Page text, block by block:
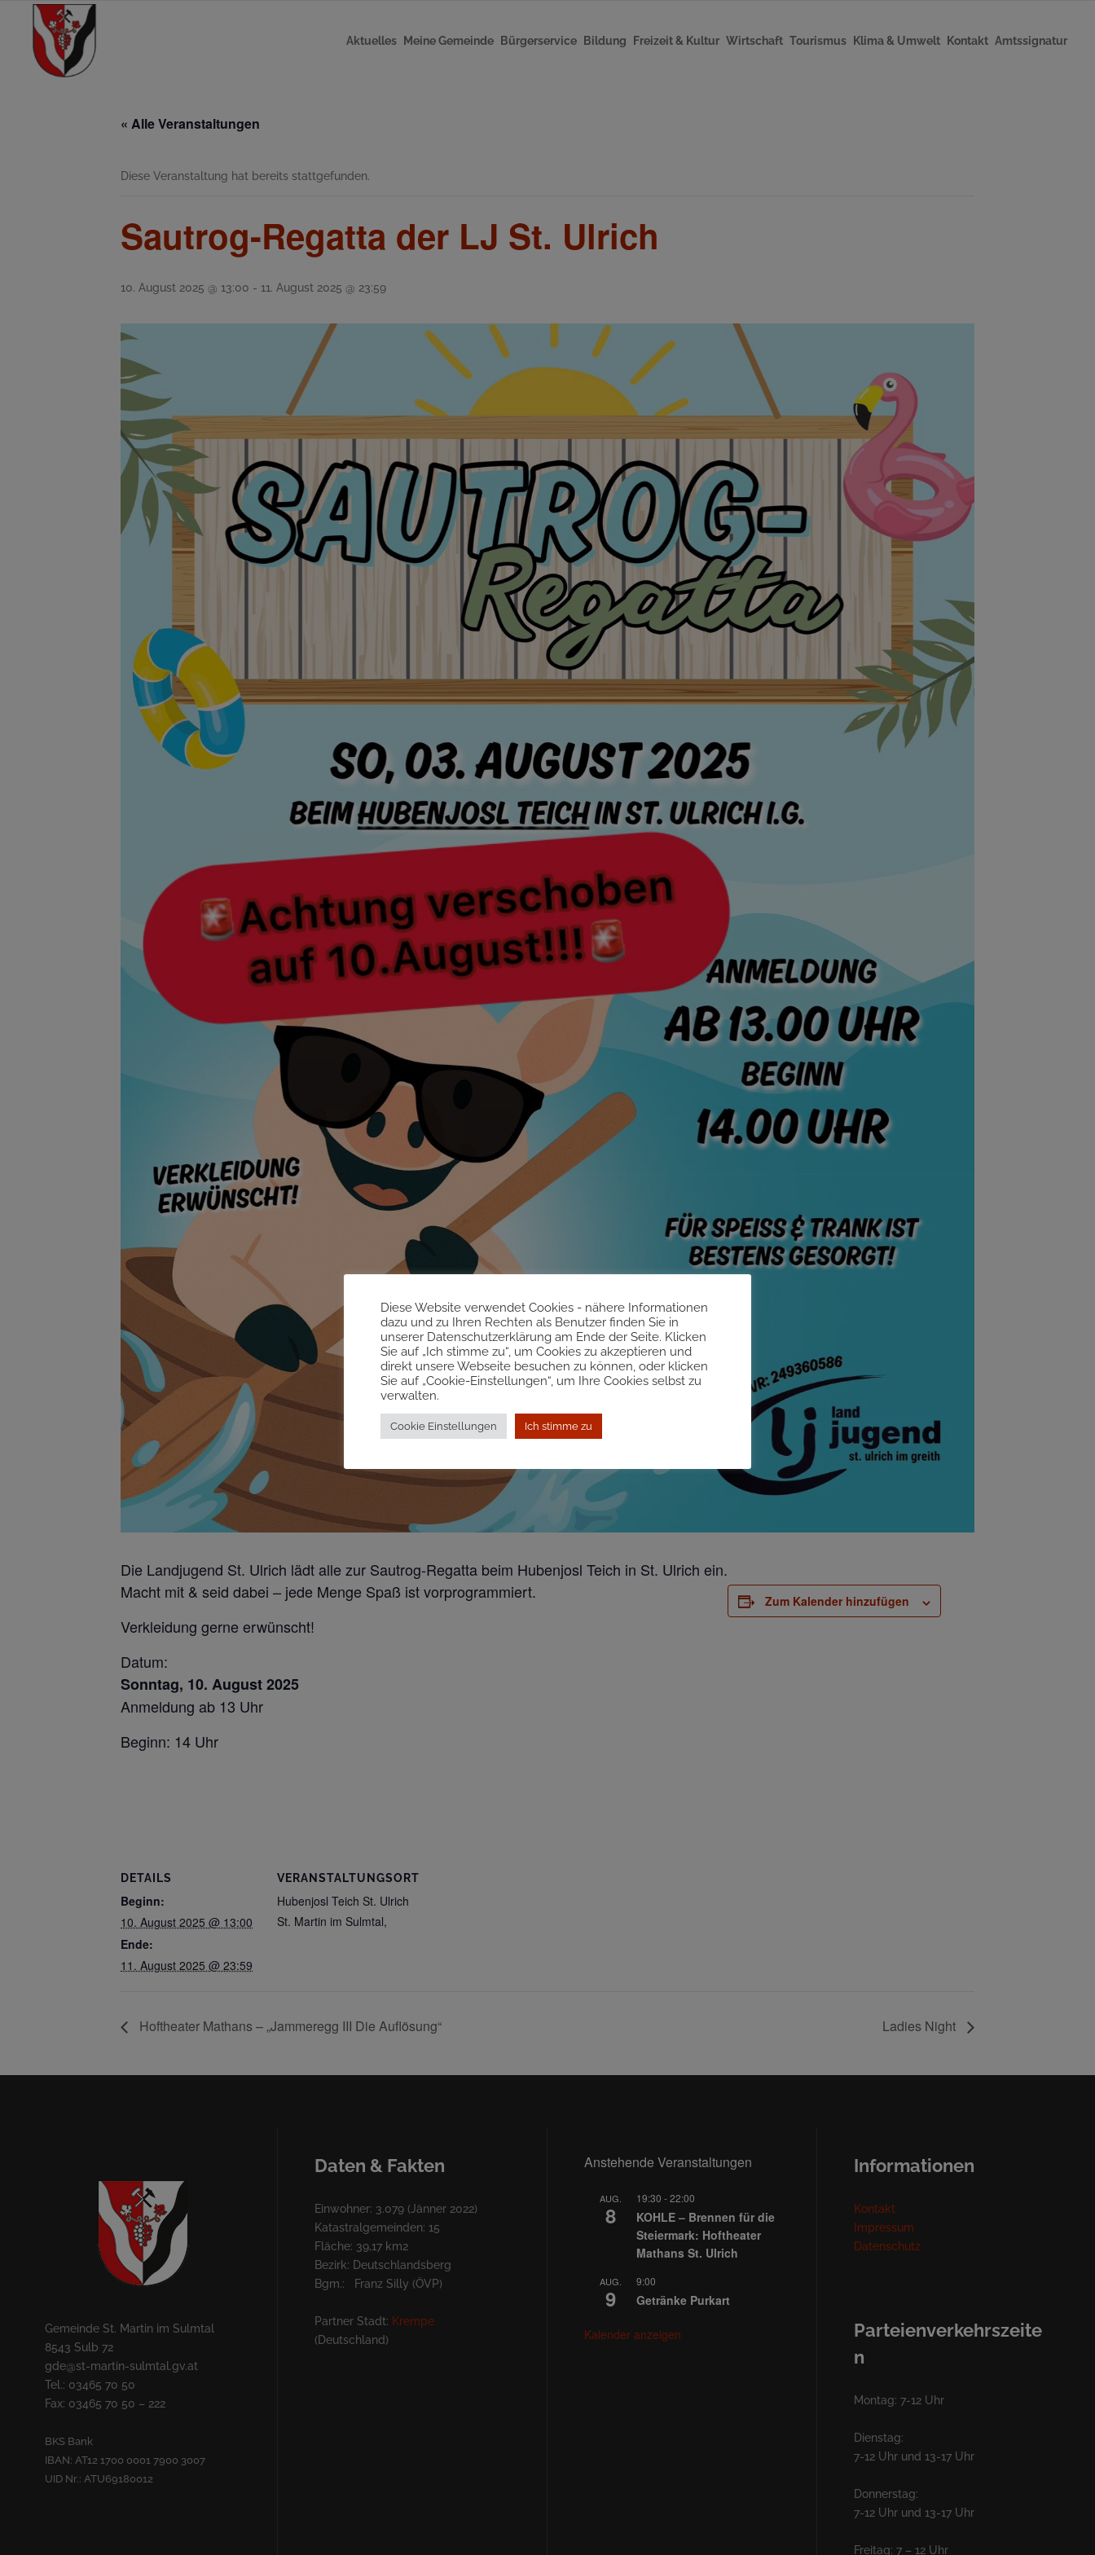
Aktuelles Meine Gemeinde Bürgerservice Bildung Freizeit & Kultur Wirtschaft Tourismus Klima & Umwelt Kontakt Amtssignatur
« Alle Veranstaltungen
Diese Veranstaltung hat bereits stattgefunden.
Sautrog-Regatta der LJ St. Ulrich
10. August 2025 @ 13:00 - 11. August 2025 @ 23:59
Die Landjugend St. Ulrich lädt alle zur Sautrog-Regatta beim Hubenjosl Teich in St. Ulrich ein.
Macht mit & seid dabei – jede Menge Spaß ist vorprogrammiert.
Verkleidung gerne erwünscht!
Datum:
Sonntag, 10. August 2025
Anmeldung ab 13 Uhr
Beginn: 14 Uhr
Zum Kalender hinzufügen
DETAILS
Beginn:
10. August 2025 @ 13:00
Ende:
11. August 2025 @ 23:59
VERANSTALTUNGSORT
Hubenjosl Teich St. Ulrich
St. Martin im Sulmtal,
Hoftheater Mathans – „Jammeregg III Die Auflösung“ Ladies Night
Gemeinde St. Martin im Sulmtal
8543 Sulb 72
gde@st-martin-sulmtal.gv.at
Tel.: 03465 70 50
Fax: 03465 70 50 – 222
BKS Bank
IBAN: AT12 1700 0001 7900 3007
UID Nr.: ATU69180012
Daten & Fakten
Einwohner: 3.079 (Jänner 2022)
Katastralgemeinden: 15
Fläche: 39,17 km2
Bezirk: Deutschlandsberg
Bgm.: Franz Silly (ÖVP)
Partner Stadt: Krempe
(Deutschland)
Anstehende Veranstaltungen
AUG.
8
19:30 -22:00
KOHLE – Brennen für die
Steiermark: Hoftheater
Mathans St. Ulrich
AUG.
9
9:00
Getränke Purkart
Kalender anzeigen
Informationen
Kontakt
Impressum
Datenschutz
Parteienverkehrszeite
n
Montag: 7-12 Uhr
Dienstag:
7-12 Uhr und 13-17 Uhr
Donnerstag:
7-12 Uhr und 13-17 Uhr
Freitag: 7 – 12 Uhr
Diese Website verwendet Cookies - nähere Informationen
dazu und zu Ihren Rechten als Benutzer finden Sie in
unserer Datenschutzerklärung am Ende der Seite. Klicken
Sie auf „Ich stimme zu“, um Cookies zu akzeptieren und
direkt unsere Webseite besuchen zu können, oder klicken
Sie auf „Cookie-Einstellungen“, um Ihre Cookies selbst zu
verwalten.
Cookie Einstellungen Ich stimme zu